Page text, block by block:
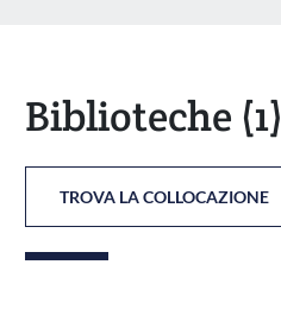
Biblioteche (1)
TROVA LA COLLOCAZIONE